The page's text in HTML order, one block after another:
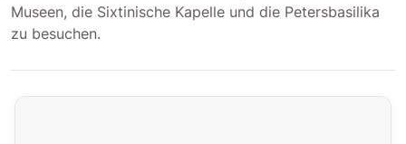
Museen, die Sixtinische Kapelle und die Petersbasilika
zu besuchen.